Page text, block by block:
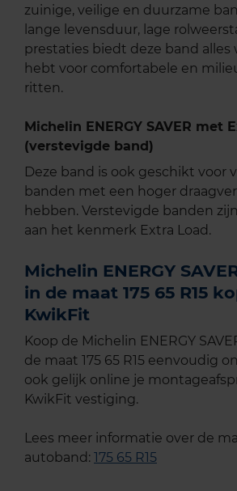
zuinige, veilige en duurzame
lange levensduur, lage
prestaties biedt deze band alles
hebt voor comfortabele en
ritten.
Michelin ENERGY SAVER met
(verstevigde band)
Deze band is ook geschikt voor
banden met een hoger
hebben. Verstevigde banden
aan het kenmerk Extra Load.
Michelin ENERGY
in de maat 175 65 R15
KwikFit
Koop de Michelin ENERGY
de maat 175 65 R15 eenvoudig
ook gelijk online je
KwikFit vestiging.
Lees meer informatie over de
autoband: 175 65 R15